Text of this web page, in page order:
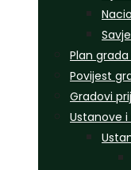
Plan grada
Povijest
Gradovi
Ustanove